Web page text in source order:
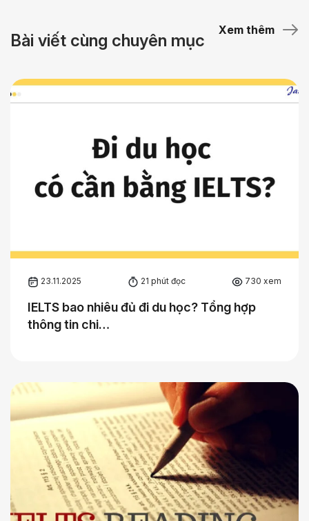
Bài viết cùng chuyên mục
Xem thêm
23.11.2025 21 phút đọc 730 xem
IELTS bao nhiêu đủ đi du học? Tổng hợp
thông tin chi…